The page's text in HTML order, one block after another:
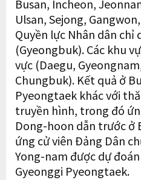
Busan, Incheon,
Ulsan, Sejong,
Quyền lực Nhân dân chỉ
(Gyeongbuk). Các khu
vực (Daegu,
Chungbuk). Kết quả ở
Pyeongtaek khác với
truyền hình, trong đó
Dong-hoon dẫn trước ở
ứng cử viên Đảng Dân
Yong-nam được dự
Gyeonggi Pyeongtaek.